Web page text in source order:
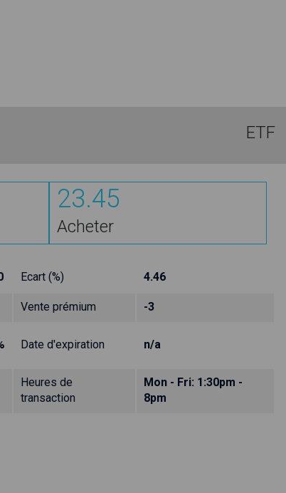
ETF
23.45
Acheter
Ecart (%) 4.46
Vente prémium -3
Date d'expiration n/a
Heures de
transaction
Mon - Fri: 1:30pm -
8pm